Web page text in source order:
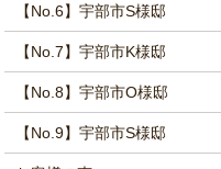
【No.6】宇部市S様邸
【No.7】宇部市K様邸
【No.8】宇部市O様邸
【No.9】宇部市S様邸